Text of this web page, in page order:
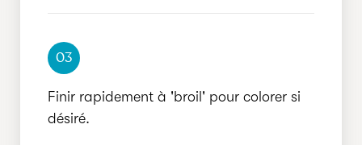
03
Finir rapidement à 'broil' pour colorer si
désiré.